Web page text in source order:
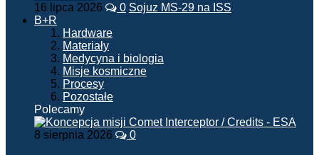
16 lipca 2026 0 Sojuz MS-29 na ISS
B+R
Hardware
Materiały
Medycyna i biologia
Misje kosmiczne
Procesy
Pozostałe
Polecamy
8 sierpnia 2026 0